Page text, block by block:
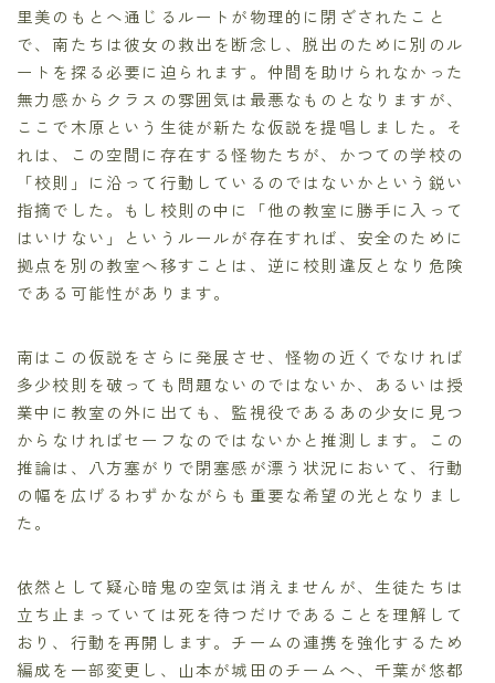
里美のもとへ通じるルートが物理的に閉ざされたこと
で、南たちは彼女の救出を断念し、脱出のために別のル
ートを探る必要に迫られます。仲間を助けられなかった
無力感からクラスの雰囲気は最悪なものとなりますが、
ここで木原という生徒が新たな仮説を提唱しました。そ
れは、この空間に存在する怪物たちが、かつての学校の
「校則」に沿って行動しているのではないかという鋭い
指摘でした。もし校則の中に「他の教室に勝手に入って
はいけない」というルールが存在すれば、安全のために
拠点を別の教室へ移すことは、逆に校則違反となり危険
である可能性があります。
南はこの仮説をさらに発展させ、怪物の近くでなければ
多少校則を破っても問題ないのではないか、あるいは授
業中に教室の外に出ても、監視役であるあの少女に見つ
からなければセーフなのではないかと推測します。この
推論は、八方塞がりで閉塞感が漂う状況において、行動
の幅を広げるわずかながらも重要な希望の光となりまし
た。
依然として疑心暗鬼の空気は消えませんが、生徒たちは
立ち止まっていては死を待つだけであることを理解して
おり、行動を再開します。チームの連携を強化するため
編成を一部変更し、山本が城田のチームへ、千葉が悠都